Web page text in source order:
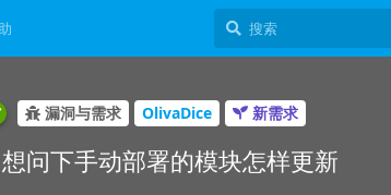
漏洞与需求 OlivaDice 新需求
问下手动部署的模块怎样更新